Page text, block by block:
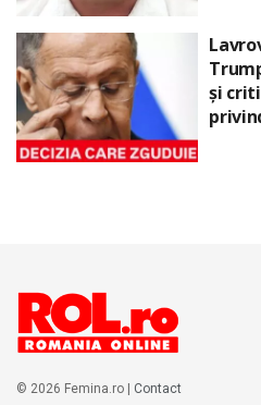
și
© 2026 Femina.ro | Contact